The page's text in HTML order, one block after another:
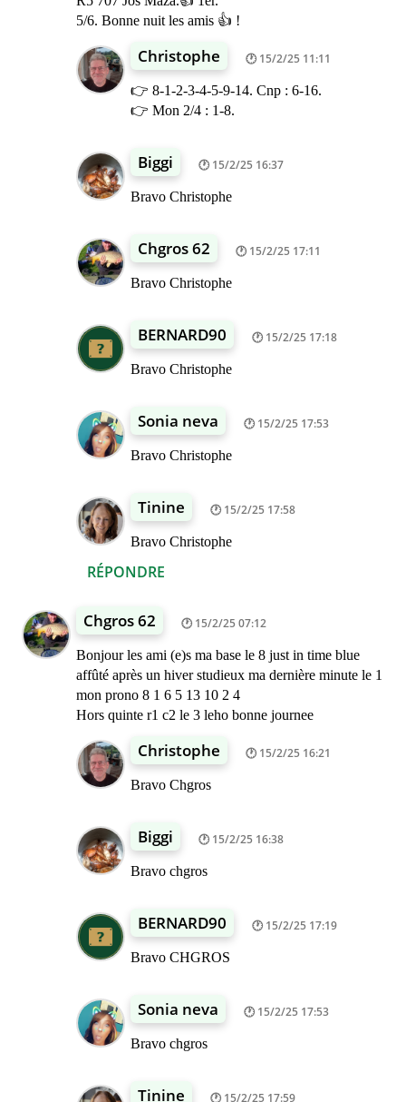
5/6. Bonne nuit les amis 👍 !
RÉPONDRE
Christophe 15/2/25 11:11
👉 8-1-2-3-4-5-9-14. Cnp : 6-16.
👉 Mon 2/4 : 1-8.
Biggi 15/2/25 16:37
Bravo Christophe
Chgros 62 15/2/25 17:11
Bravo Christophe
BERNARD90 15/2/25 17:18
Bravo Christophe
Sonia neva 15/2/25 17:53
Bravo Christophe
Tinine 15/2/25 17:58
Bravo Christophe
Chgros 62 15/2/25 07:12
Bonjour les ami (e)s ma base le 8 just in time blue
affûté après un hiver studieux ma dernière minute le 1
mon prono 8 1 6 5 13 10 2 4
Hors quinte r1 c2 le 3 leho bonne journee
Christophe 15/2/25 16:21
Bravo Chgros
Biggi 15/2/25 16:38
Bravo chgros
BERNARD90 15/2/25 17:19
Bravo CHGROS
Sonia neva 15/2/25 17:53
Bravo chgros
Tinine 15/2/25 17:59